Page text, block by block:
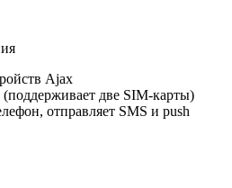
Ajax
две SIM-карты)
отправляет SMS и push